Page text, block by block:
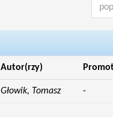
Autor(rzy)
Głowik, Tomasz -